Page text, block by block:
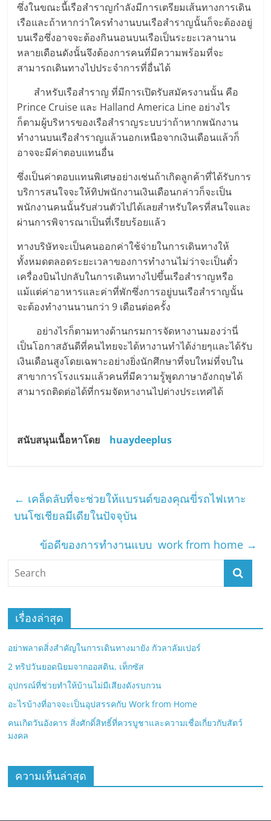
ซึ่งในขณะนี้เรือสำราญกำลังมีการเตรียมเส้นทางการเดิน
เรือและถ้าหากว่าใครทำงานบนเรือสำราญนั้นก็จะต้องอยู่
บนเรือซึ่งอาจจะต้องกินนอนบนเรือเป็นระยะเวลานาน
หลายเดือนดังนั้นจึงต้องการคนที่มีความพร้อมที่จะ
สามารถเดินทางไปประจำการที่อื่นได้
สำหรับเรือสำราญ ที่มีการเปิดรับสมัครงานนั้น คือ
Prince Cruise และ Halland America Line อย่างไร
ก็ตามผู้บริหารของเรือสำราญระบบว่าถ้าหากพนักงาน
ทำงานบนเรือสำราญแล้วนอกเหนือจากเงินเดือนแล้วก็
อาจจะมีค่าตอบแทนอื่น
ซึ่งเป็นค่าตอบแทนพิเศษอย่างเช่นถ้าเกิดลูกค้าที่ได้รับการ
บริการสนใจจะให้ทิปพนักงานเงินเดือนกล่าวก็จะเป็น
พนักงานคนนั้นรับส่วนตัวไปได้เลยสำหรับใครที่สนใจและ
ผ่านการพิจารณาเป็นที่เรียบร้อยแล้ว
ทางบริษัทจะเป็นคนออกค่าใช้จ่ายในการเดินทางให้
ทั้งหมดตลอดระยะเวลาของการทำงานไม่ว่าจะเป็นตั๋ว
เครื่องบินไปกลับในการเดินทางไปขึ้นเรือสำราญหรือ
แม้แต่ค่าอาหารและค่าที่พักซึ่งการอยู่บนเรือสำราญนั้น
จะต้องทำงานนานกว่า 9 เดือนต่อครั้ง
อย่างไรก็ตามทางด้านกรมการจัดหางานมองว่านี่
เป็นโอกาสอันดีที่คนไทยจะได้หางานทำได้ง่ายๆและได้รับ
เงินเดือนสูงโดยเฉพาะอย่างยิ่งนักศึกษาที่จบใหม่ที่จบใน
สาขาการโรงแรมแล้วคนที่มีความรู้พูดภาษาอังกฤษได้
สามารถติดต่อได้ที่กรมจัดหางานไปต่างประเทศได้
สนับสนุนเนื้อหาโดย huaydeeplus
← เคล็ดลับที่จะช่วยให้แบรนด์ของคุณขี่รถไฟเหาะ
บนโซเชียลมีเดียในปัจจุบัน
ข้อดีของการทำงานแบบ work from home →
เรื่องล่าสุด
อย่าพลาดสิ่งสำคัญในการเดินทางมายัง กัวลาลัมเปอร์
2 ทริปวันยอดนิยมจากออสติน, เท็กซัส
อุปกรณ์ที่ช่วยทำให้บ้านไม่มีเสียงดังรบกวน
อะไรบ้างที่อาจจะเป็นอุปสรรคกับ Work from Home
คนเกิดวันอังคาร สิ่งศักดิ์สิทธิ์ที่ควรบูชาและความเชื่อเกี่ยวกับสัตว์
มงคล
ความเห็นล่าสุด